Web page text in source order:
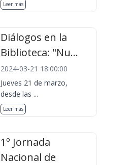
Leer más
Diálogos en la
Biblioteca: "Nu...
2024-03-21 18:00:00
Jueves 21 de marzo,
desde las ...
Leer más
1º Jornada
Nacional de